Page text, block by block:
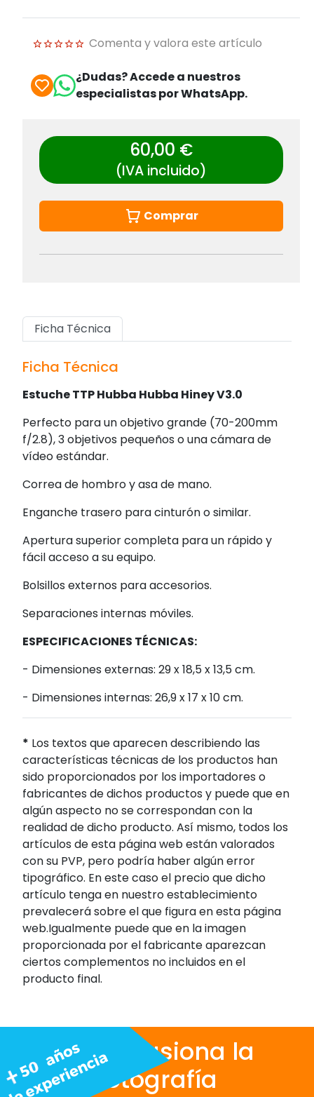
Comenta y valora este artículo
¿Dudas? Accede a nuestros
especialistas por WhatsApp.
60,00 €
(IVA incluido)
Comprar
Ficha Técnica
Ficha Técnica
Estuche TTP Hubba Hubba Hiney V3.0
Perfecto para un objetivo grande (70-200mm
f/2.8), 3 objetivos pequeños o una cámara de
vídeo estándar.
Correa de hombro y asa de mano.
Enganche trasero para cinturón o similar.
Apertura superior completa para un rápido y
fácil acceso a su equipo.
Bolsillos externos para accesorios.
Separaciones internas móviles.
ESPECIFICACIONES TÉCNICAS:
- Dimensiones externas: 29 x 18,5 x 13,5 cm.
- Dimensiones internas: 26,9 x 17 x 10 cm.
* Los textos que aparecen describiendo las
características técnicas de los productos han
sido proporcionados por los importadores o
fabricantes de dichos productos y puede que en
algún aspecto no se correspondan con la
realidad de dicho producto. Así mismo, todos los
artículos de esta página web están valorados
con su PVP, pero podría haber algún error
tipográfico. En este caso el precio que dicho
artículo tenga en nuestro establecimiento
prevalecerá sobre el que figura en esta página
web.Igualmente puede que en la imagen
proporcionada por el fabricante aparezcan
ciertos complementos no incluidos en el
producto final.
Nos apasiona la
fotografía